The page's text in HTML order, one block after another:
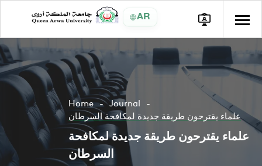
AR
Home
Journal
علماء يقترحون طريقة جديدة لمكافحة السرطان
علماء يقترحون طريقة جديدة لمكافحة
السرطان